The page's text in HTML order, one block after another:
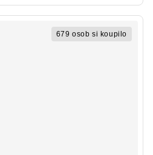
679 osob si koupilo